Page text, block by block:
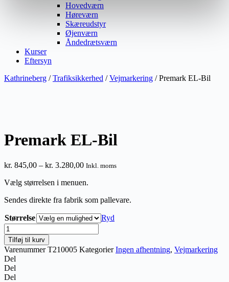
Hovedværn
Høreværn
Skæreudstyr
Øjenværn
Åndedrætsværn
Kurser
Eftersyn
Kathrineberg /Trafiksikkerhed /Vejmarkering / Premark EL-Bil
Premark EL-Bil
kr. 845,00 – kr. 3.280,00Prisinterval:
til
Inkl. moms
Vælg størrelsen i menuen.
Sendes direkte fra fabrik som pallevare.
Størrelse
Ryd
Premark
EL-
Bil
antal
Tilføj til kurv
VarenummerT210005 Kategorier Ingen afhentning, Vejmarkering
Del
Del
Del